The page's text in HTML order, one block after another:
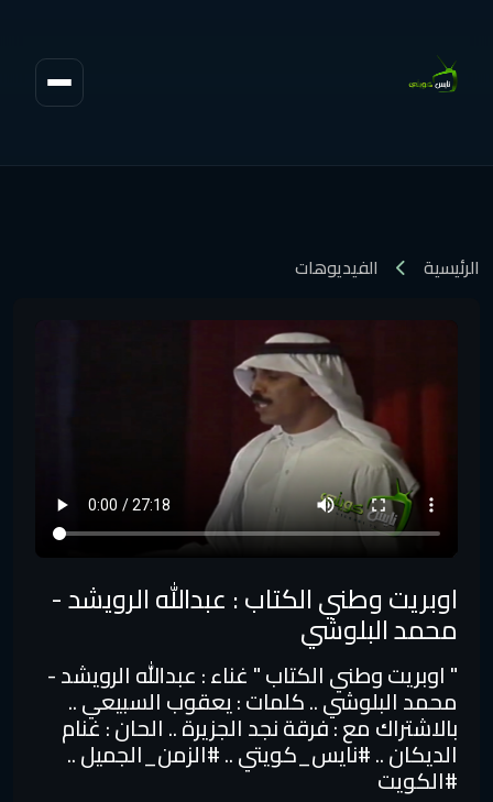
الرئيسية الفيديوهات
اوبريت وطني الكتاب : عبدالله الرويشد -
محمد البلوشي
" اوبريت وطني الكتاب " غناء : عبدالله الرويشد -
محمد البلوشي .. كلمات : يعقوب السبيعي ..
بالاشتراك مع : فرقة نجد الجزيرة .. الحان : غنام
الديكان .. #نايس_كويتي​ .. #الزمن_الجميل​ ..
#الكويت